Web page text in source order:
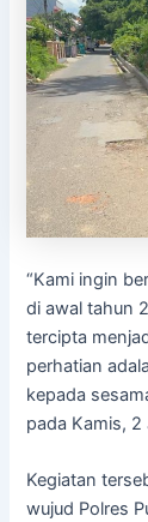
“Kami ingin
di awal tahun
tercipta
perhatian
kepada
pada Kamis,
Kegiatan
wujud Polres